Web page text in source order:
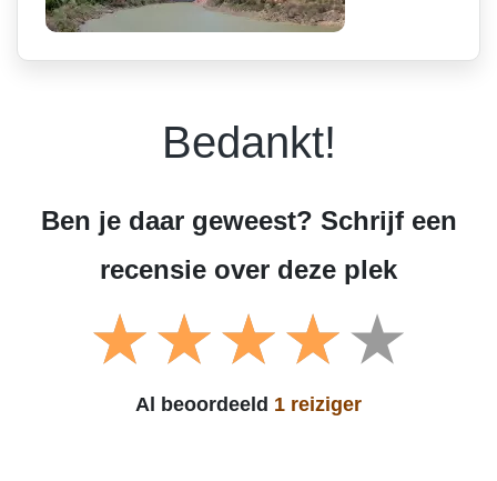
Bedankt!
Ben je daar geweest? Schrijf een
recensie over deze plek
Al beoordeeld 1 reiziger